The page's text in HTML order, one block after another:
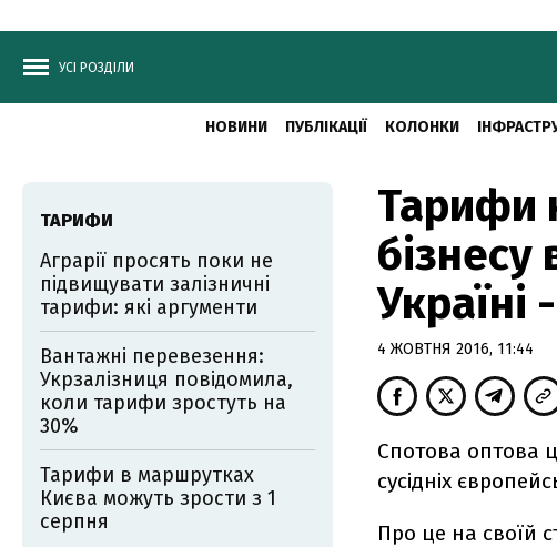
УСІ РОЗДІЛИ
НОВИНИ ПУБЛІКАЦІЇ КОЛОНКИ
Тарифи
бізнесу
Україні
4 ЖОВТНЯ 2016, 11:44
Спотова оптова
сусідніх
Про це на своїй
ТАРИФИ
Аграрії просять поки не
підвищувати залізничні
тарифи: які аргументи
Вантажні перевезення:
Укрзалізниця повідомила,
коли тарифи зростуть на
30%
Тарифи в маршрутках
Києва можуть зрости з 1
серпня